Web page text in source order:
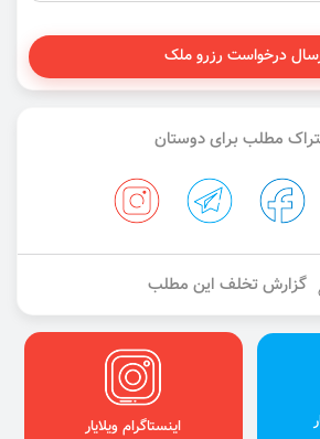
درخواست رزرو ملک
مطلب برای دوستان
گزارش تخلف این مطلب
اینستاگرام ویلایار